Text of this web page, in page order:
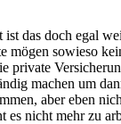
ist das doch egal
mögen sowieso
private
machen um
aber eben
es nicht mehr zu